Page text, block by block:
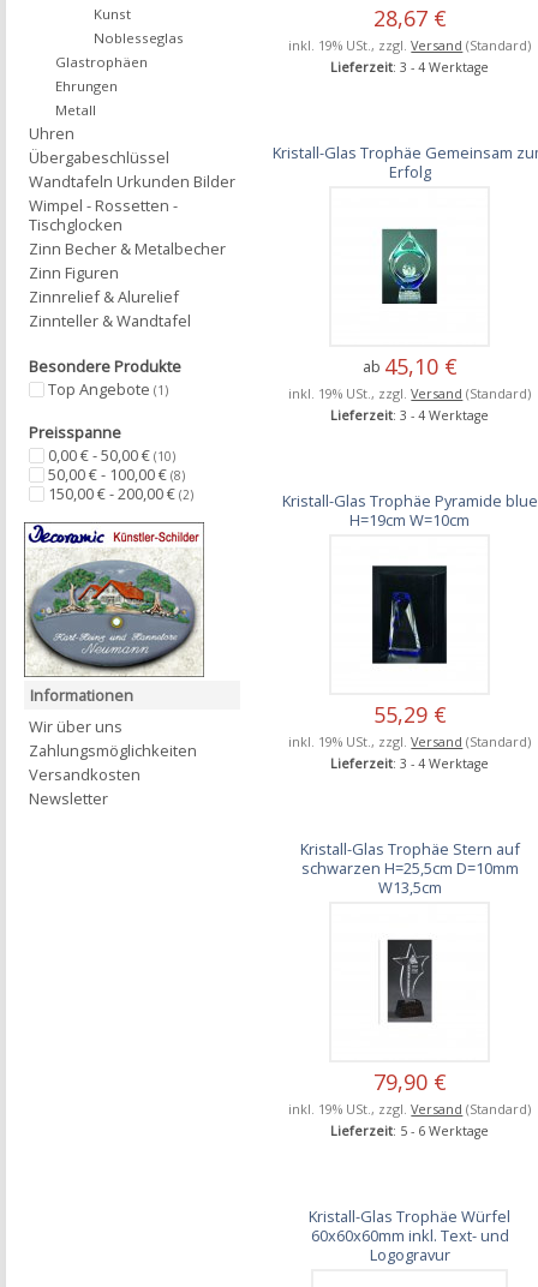
28,67 €
inkl. 19% USt., zzgl.Versand (Standard)
Lieferzeit: 3 - 4 Werktage
Kristall-Glas Trophäe Gemeinsam
Erfolg
ab 45,10 €
inkl. 19% USt., zzgl.Versand (Standard)
Lieferzeit: 3 - 4 Werktage
Kristall-Glas Trophäe Pyramide blue
H=19cm W=10cm
55,29 €
inkl. 19% USt., zzgl.Versand (Standard)
Lieferzeit: 3 - 4 Werktage
Kristall-Glas Trophäe Stern auf
schwarzen H=25,5cm D=10mm
W13,5cm
79,90 €
inkl. 19% USt., zzgl.Versand (Standard)
Lieferzeit: 5 - 6 Werktage
Kristall-Glas Trophäe Würfel
60x60x60mm inkl. Text- und
Logogravur
Kunst
Noblesseglas
Glastrophäen
Ehrungen
Metall
Uhren
Übergabeschlüssel
Wandtafeln Urkunden Bilder
Wimpel - Rossetten -
Tischglocken
Zinn Becher & Metalbecher
Zinn Figuren
Zinnrelief & Alurelief
Zinnteller & Wandtafel
Besondere Produkte
Top Angebote (1)
Preisspanne
0,00 € - 50,00 € (10)
50,00 € - 100,00 € (8)
150,00 € - 200,00 € (2)
Informationen
Wir über uns
Zahlungsmöglichkeiten
Versandkosten
Newsletter